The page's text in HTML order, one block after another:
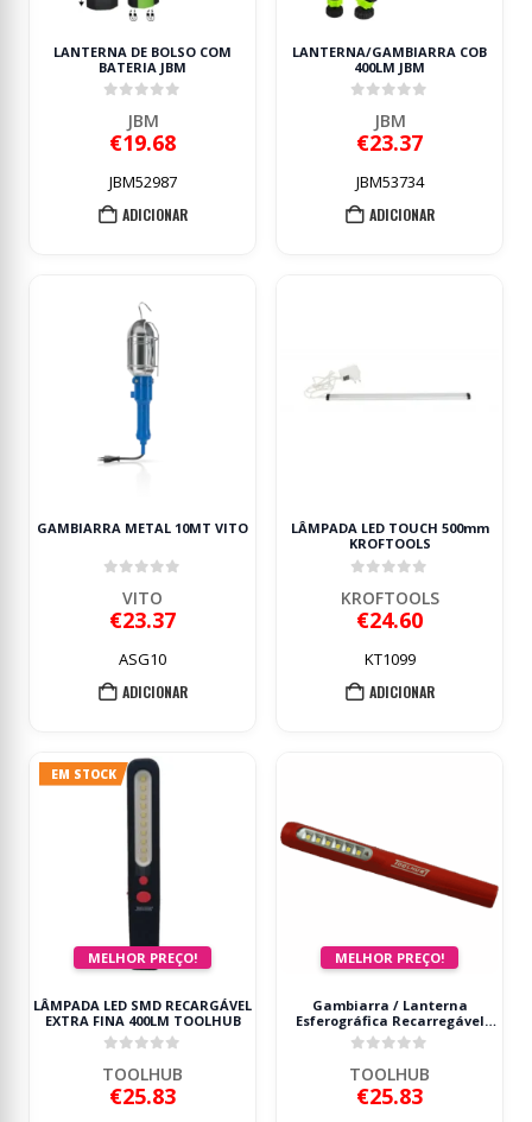
LANTERNA DE BOLSO COM
BATERIA JBM
JBM
€19.68
JBM52987
ADICIONAR
LANTERNA/GAMBIARRA COB
400LM JBM
JBM
€23.37
JBM53734
ADICIONAR
GAMBIARRA METAL 10MT VITO
VITO
€23.37
ASG10
ADICIONAR
LÂMPADA LED TOUCH 500mm
KROFTOOLS
KROFTOOLS
€24.60
KT1099
ADICIONAR
EM STOCK
MELHOR PREÇO!
LÂMPADA LED SMD RECARGÁVEL
EXTRA FINA 400LM TOOLHUB
TOOLHUB
€25.83
MELHOR PREÇO!
Gambiarra / Lanterna
Esferográfica Recarregável
TOOLHUB
TOOLHUB
€25.83